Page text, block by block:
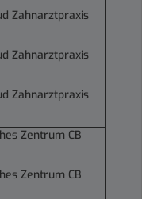
Zahnarztpraxis
Zahnarztpraxis
Zahnarztpraxis
Zentrum CB
Zentrum CB